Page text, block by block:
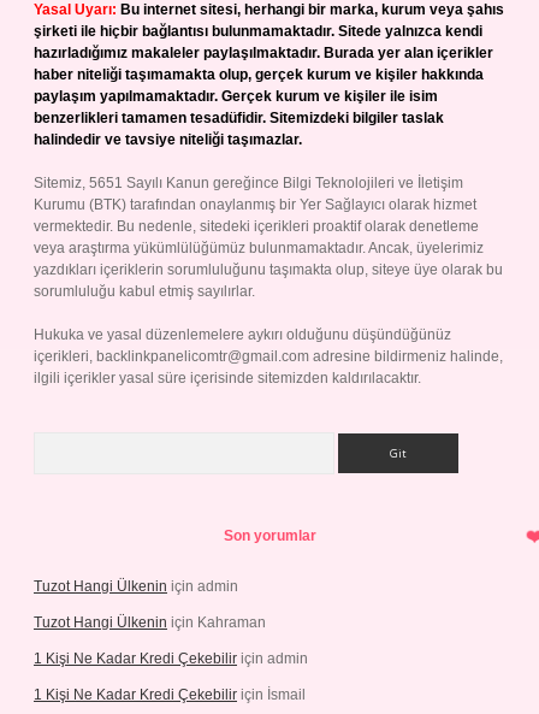
Yasal Uyarı: Bu internet sitesi, herhangi bir marka, kurum veya şahıs
şirketi ile hiçbir bağlantısı bulunmamaktadır. Sitede yalnızca kendi
hazırladığımız makaleler paylaşılmaktadır. Burada yer alan içerikler
haber niteliği taşımamakta olup, gerçek kurum ve kişiler hakkında
paylaşım yapılmamaktadır. Gerçek kurum ve kişiler ile isim
benzerlikleri tamamen tesadüfidir. Sitemizdeki bilgiler taslak
halindedir ve tavsiye niteliği taşımazlar.
Sitemiz, 5651 Sayılı Kanun gereğince Bilgi Teknolojileri ve İletişim
Kurumu (BTK) tarafından onaylanmış bir Yer Sağlayıcı olarak hizmet
vermektedir. Bu nedenle, sitedeki içerikleri proaktif olarak denetleme
veya araştırma yükümlülüğümüz bulunmamaktadır. Ancak, üyelerimiz
yazdıkları içeriklerin sorumluluğunu taşımakta olup, siteye üye olarak bu
sorumluluğu kabul etmiş sayılırlar.
Hukuka ve yasal düzenlemelere aykırı olduğunu düşündüğünüz
içerikleri, backlinkpanelicomtr@gmail.com adresine bildirmeniz halinde,
ilgili içerikler yasal süre içerisinde sitemizden kaldırılacaktır.
Son yorumlar
Tuzot Hangi Ülkenin için admin
Tuzot Hangi Ülkenin için Kahraman
1 Kişi Ne Kadar Kredi Çekebilir için admin
1 Kişi Ne Kadar Kredi Çekebilir için İsmail